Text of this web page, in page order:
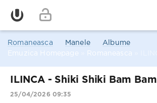
Romaneasca Manele
Albume
Emuzica Homepage
Romaneasca
ILINCA - Shiki Shiki Bam Bam
25/04/2026 09:35